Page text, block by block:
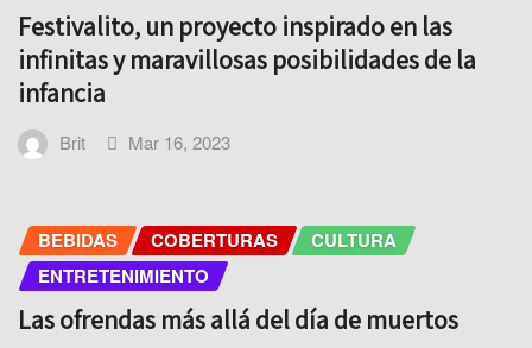
Festivalito, un proyecto inspirado en las
infinitas y maravillosas posibilidades de la
infancia
Brit Mar 16, 2023
BEBIDAS COBERTURAS
CULTURA
ENTRETENIMIENTO
Las ofrendas más allá del día de muertos